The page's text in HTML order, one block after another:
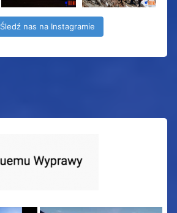
Śledź nas na Instagramie